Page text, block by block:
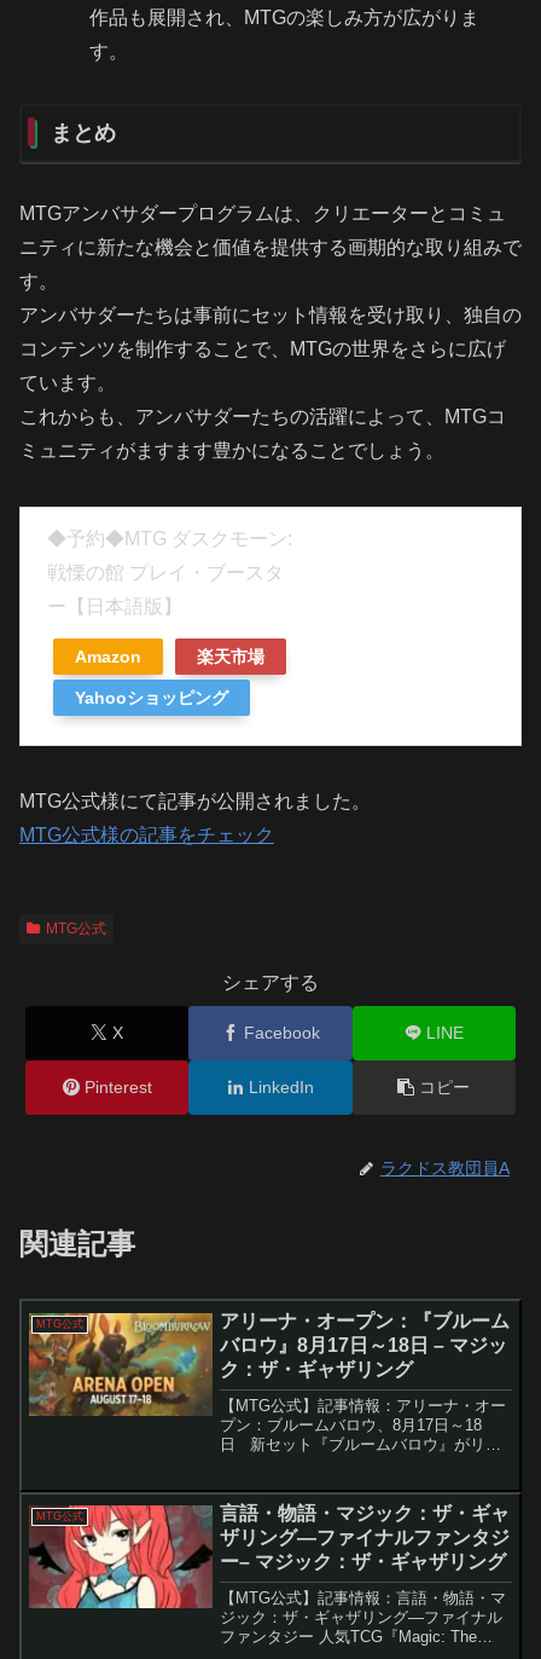
作品も展開され、MTGの楽しみ方が広がりま
す。
まとめ
MTGアンバサダープログラムは、クリエーターとコミュ
ニティに新たな機会と価値を提供する画期的な取り組みで
す。
アンバサダーたちは事前にセット情報を受け取り、独自の
コンテンツを制作することで、MTGの世界をさらに広げ
ています。
これからも、アンバサダーたちの活躍によって、MTGコ
ミュニティがますます豊かになることでしょう。
◆予約◆MTG ダスクモーン:
戦慄の館 プレイ・ブースタ
ー【日本語版】
Amazon 楽天市場
Yahooショッピング
MTG公式様にて記事が公開されました。
MTG公式様の記事をチェック
MTG公式
シェアする
X Facebook LINE
Pinterest LinkedIn コピー
ラクドス教団員A
関連記事
MTG公式
アリーナ・オープン：『ブルーム
バロウ』8月17日～18日 – マジッ
ク：ザ・ギャザリング
【MTG公式】記事情報：アリーナ・オー
プン：ブルームバロウ、8月17日～18
日 新セット『ブルームバロウ』がリリ
も注目されるのが、8月17日と18日に行
われる「ア...
MTG公式
言語・物語・マジック：ザ・ギャ
ザリング―ファイナルファンタジ
ー– マジック：ザ・ギャザリング
【MTG公式】記事情報：言語・物語・マ
ジック：ザ・ギャザリング―ファイナル
ファンタジー 人気TCG『Magic: The